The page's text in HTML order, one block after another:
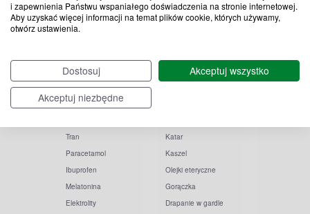
i zapewnienia Państwu wspaniałego doświadczenia na stronie internetowej.
Aby uzyskać więcej informacji na temat plików cookie, których używamy,
otwórz ustawienia.
Dostosuj
Akceptuj wszystko
Akceptuj niezbędne
Popularne zapytania
Witamina D
Witamina C
Tran
Paracetamol
Ibuprofen
Melatonina
Elektrolity
Przeziębienie i grypa
Katar
Kaszel
Olejki eteryczne
Gorączka
Drapanie w gardle